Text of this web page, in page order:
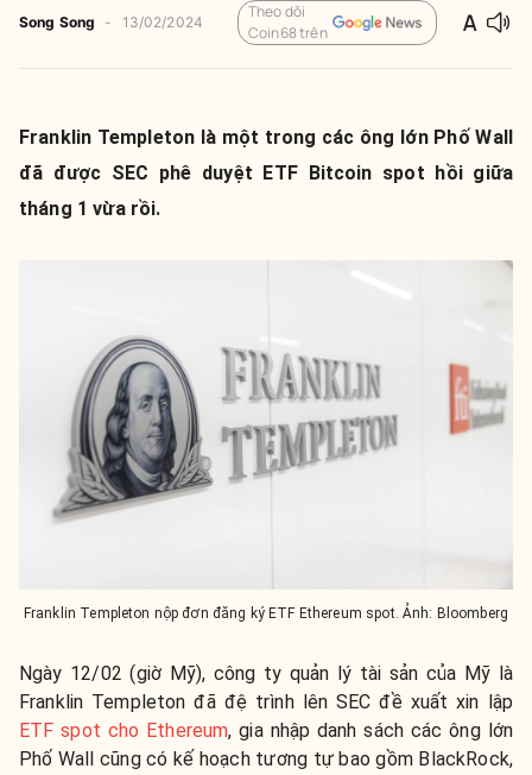
Song Song - 13/02/2024
Theo dõi
Coin68 trên
Franklin Templeton là một trong các ông lớn Phố Wall
đã được SEC phê duyệt ETF Bitcoin spot hồi giữa
tháng 1 vừa rồi.
Franklin Templeton nộp đơn đăng ký ETF Ethereum spot. Ảnh: Bloomberg
Ngày 12/02 (giờ Mỹ), công ty quản lý tài sản của Mỹ là
Franklin Templeton đã đệ trình lên SEC đề xuất xin lập
ETF spot cho Ethereum, gia nhập danh sách các ông lớn
Phố Wall cũng có kế hoạch tương tự bao gồm BlackRock,